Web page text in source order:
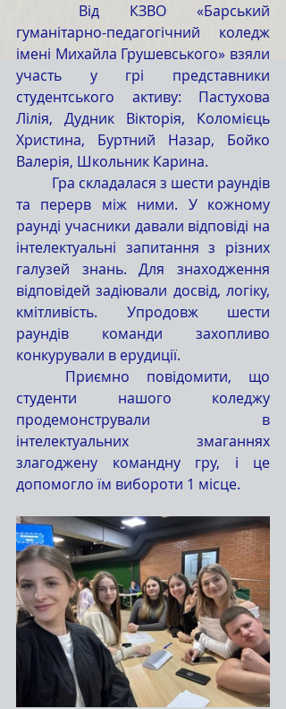
Від КЗВО «Барський
гуманітарно-педагогічний коледж
імені Михайла Грушевського» взяли
участь у грі представники
студентського активу: Пастухова
Лілія, Дудник Вікторія, Коломієць
Христина, Буртний Назар, Бойко
Валерія, Школьник Карина.
Гра складалася з шести раундів
та перерв між ними. У кожному
раунді учасники давали відповіді на
інтелектуальні запитання з різних
галузей знань. Для знаходження
відповідей задіювали досвід, логіку,
кмітливість. Упродовж шести
раундів команди захопливо
конкурували в ерудиції.
Приємно повідомити, що
студенти нашого коледжу
продемонстрували в
інтелектуальних змаганнях
злагоджену командну гру, і це
допомогло їм вибороти 1 місце.